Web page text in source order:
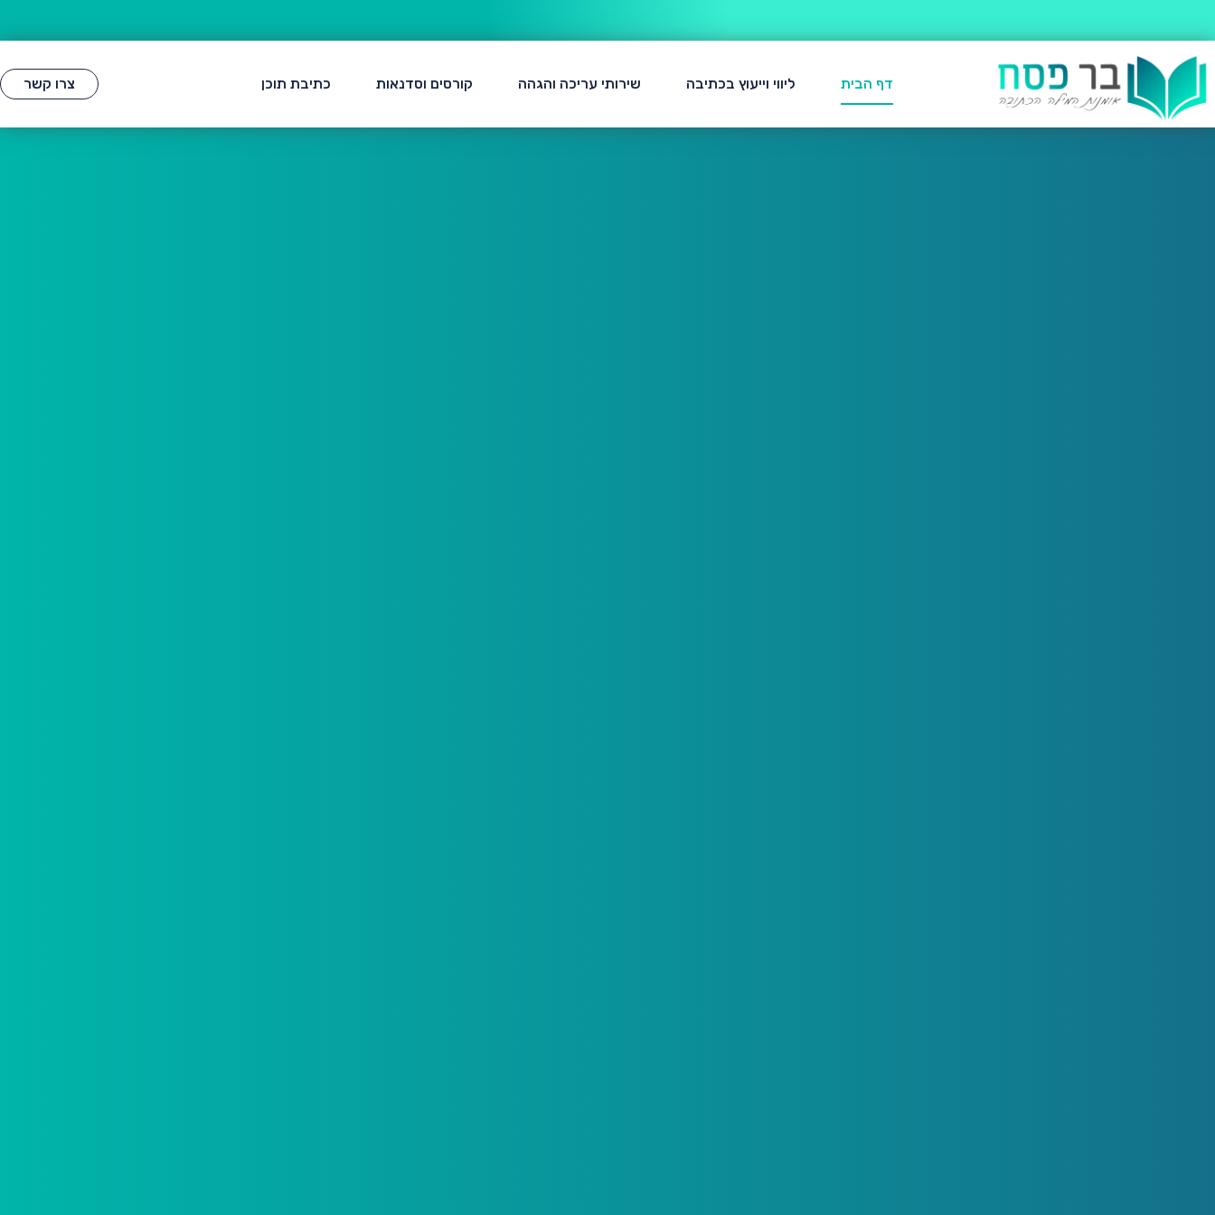
דף הבית ליווי וייעוץ בכתיבה שירותי עריכה והגהה קורסים וסדנאות כתיבת תוכן צרו קשר